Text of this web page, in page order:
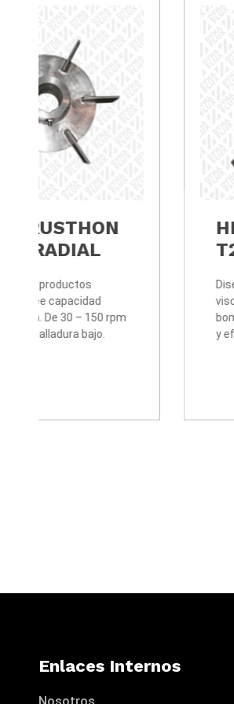
DISCO RUSTHON
FLUJO RADIAL
Diseñada para productos
viscosos, posee capacidad
bombeo media. De 30 – 150 rpm
y efecto de cizalladura bajo.
Enlaces Internos